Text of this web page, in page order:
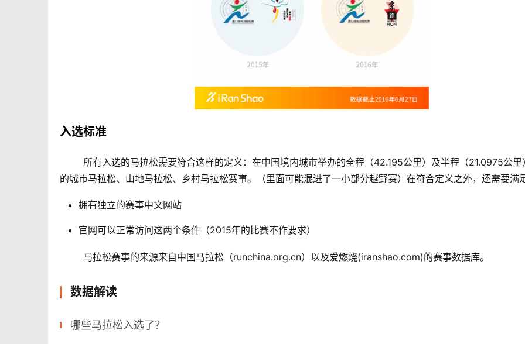
入选标准
的城市马拉松、山地马拉松、乡村马拉松赛事。（里面可能混进了一小部分越野赛）在符合定义之外，还需要满
拥有独立的赛事中文网站
官网可以正常访问这两个条件（2015年的比赛不作要求）
	马拉松赛事的来源来自中国马拉松（runchina.org.cn）以及爱燃烧(iranshao.com)的赛事数据库。
数据解读
哪些马拉松入选了？